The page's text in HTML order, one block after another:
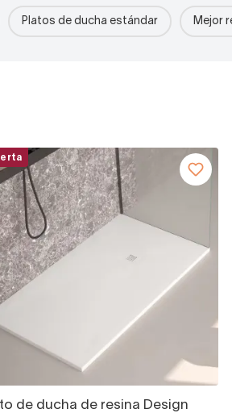
Platos de ducha estándar Mejor
de ducha de resina Design